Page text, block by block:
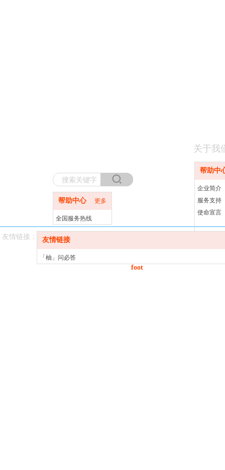
帮助中
企业简介
服务支持
使命宣言
foot
帮助中心 更多
全国服务热线
400-820-2187
友情链接
「柚」问必答
关于我
友情链接：